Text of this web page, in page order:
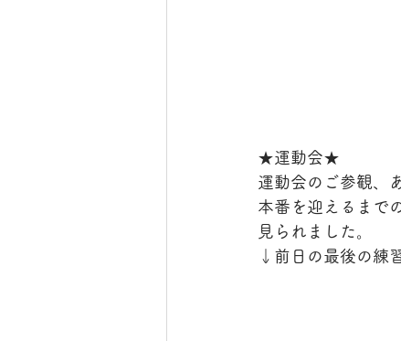
★運動会★
運動会のご参観、
本番を迎えるまで
見られました。
↓前日の最後の練